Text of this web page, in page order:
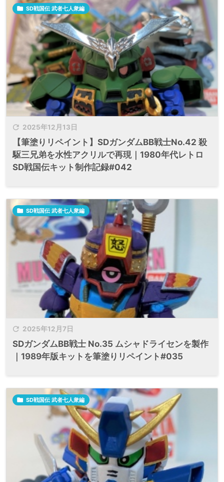
 2025年12月13日
 SD戦国伝 武者七人衆編
【筆塗りリペイント】SDガンダムBB戦士No.42 殺
駆三兄弟を水性アクリルで再現｜1980年代レトロ
SD戦国伝キット制作記録#042
 2025年12月7日
 SD戦国伝 武者七人衆編
SDガンダムBB戦士 No.35 ムシャドライセンを製作
｜1989年版キットを筆塗りリペイント#035
 SD戦国伝 武者七人衆編